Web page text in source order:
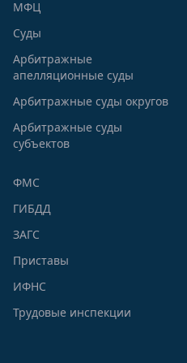
МФЦ
Суды
Арбитражные
апелляционные суды
Арбитражные суды округов
Арбитражные суды
субъектов
ФМС
ГИБДД
ЗАГС
Приставы
ИФНС
Трудовые инспекции